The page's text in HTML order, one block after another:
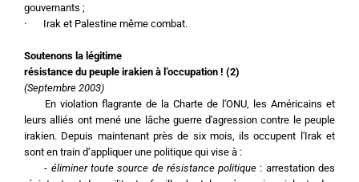
gouvernants ;
·       Irak et Palestine même combat.
Soutenons la légitime
résistance du peuple irakien à l’occupation ! (2)
(Septembre 2003)
leurs alliés ont mené une lâche guerre d'agression contre le peuple
irakien. Depuis maintenant près de six mois, ils occupent l'Irak et
sont en train d’appliquer une politique qui vise à :
	-
éliminer toute source de résistance politique : arrestation des